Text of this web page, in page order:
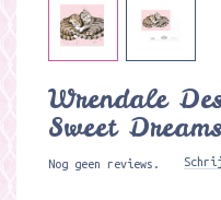
Wrendale
Sweet
Nog geen reviews.